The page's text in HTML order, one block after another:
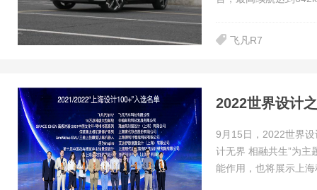
飞凡R7
2022世界设计
9月15日，2022世界
计无界 相融共生”为主
能作用，也将展示上